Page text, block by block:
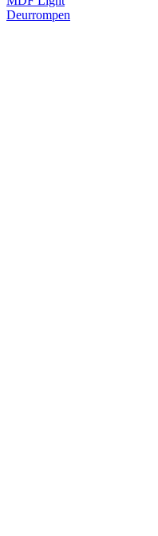
Deurrompen